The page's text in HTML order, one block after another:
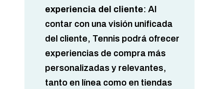
experiencia del cliente: Al
contar con una visión unificada
del cliente, Tennis podrá ofrecer
experiencias de compra más
personalizadas y relevantes,
tanto en línea como en tiendas